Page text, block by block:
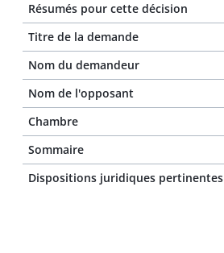
Résumés pour cette décision
Titre de la demande
Nom du demandeur
Nom de l'opposant
Chambre
Sommaire
Dispositions juridiques pertinentes